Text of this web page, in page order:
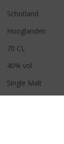
Schotland
Hooglanden
70 CL
40% vol
Single Malt